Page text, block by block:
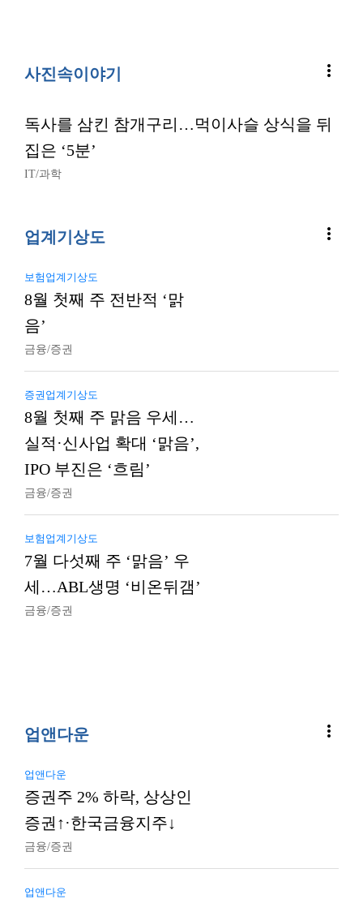
사진속이야기 more_vert
독사를 삼킨 참개구리…먹이사슬 상식을 뒤
집은 ‘5분’
IT/과학
업계기상도 more_vert
보험업계기상도
8월 첫째 주 전반적 ‘맑
음’
금융/증권
증권업계기상도
8월 첫째 주 맑음 우세…
실적·신사업 확대 ‘맑음’,
IPO 부진은 ‘흐림’
금융/증권
보험업계기상도
7월 다섯째 주 ‘맑음’ 우
세…ABL생명 ‘비온뒤갬’
금융/증권
업앤다운 more_vert
업앤다운
증권주 2% 하락, 상상인
증권↑·한국금융지주↓
금융/증권
업앤다운